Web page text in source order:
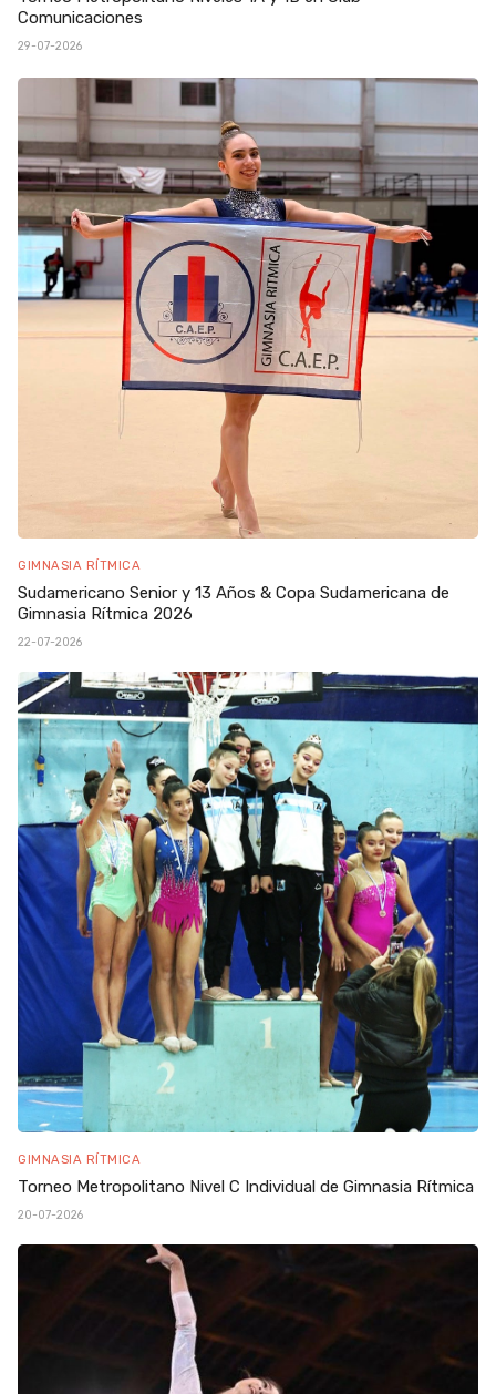
Comunicaciones
29-07-2026
GIMNASIA RÍTMICA
Sudamericano Senior y 13 Años & Copa Sudamericana de
Gimnasia Rítmica 2026
22-07-2026
GIMNASIA RÍTMICA
Torneo Metropolitano Nivel C Individual de Gimnasia Rítmica
20-07-2026